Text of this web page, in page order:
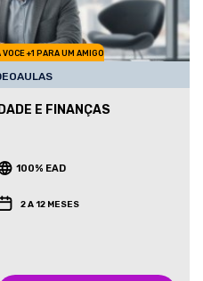
+1 PARA UM AMIGO
E FINANÇAS
100% EAD
2 A 12 MESES